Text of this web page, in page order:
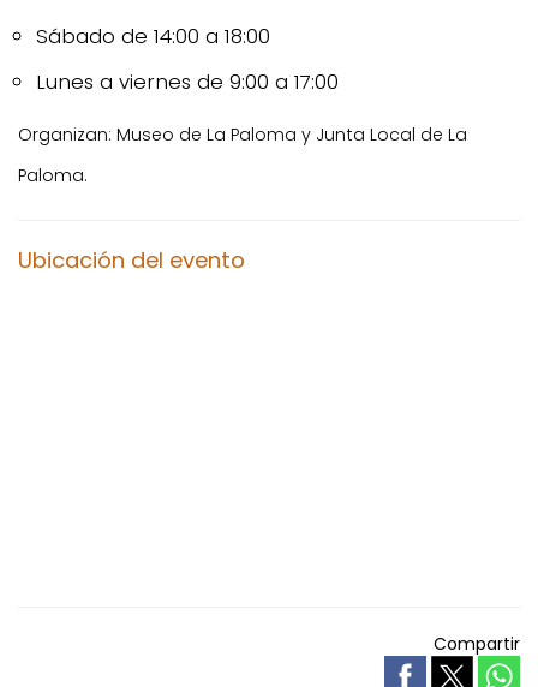
Sábado de 14:00 a 18:00
Lunes a viernes de 9:00 a 17:00
Organizan: Museo de La Paloma y Junta Local de La
Paloma.
Ubicación del evento
Compartir